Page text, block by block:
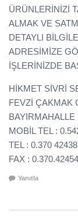
ÜRÜNLERİNİZİ
ALMAK VE
DETAYLI
ADRESİMİZE
İŞLERİNİZDE
HİKMET SİVRİ
FEVZİ ÇAKMAK
BAYIRMAHALLE
MOBİL TEL :
TEL : 0.370
FAX :
Yanıtla